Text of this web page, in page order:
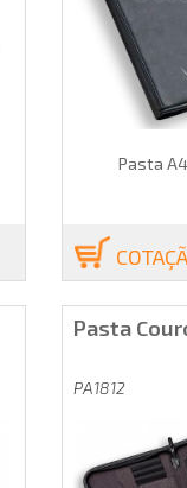
Pasta
Pasta
PA1812